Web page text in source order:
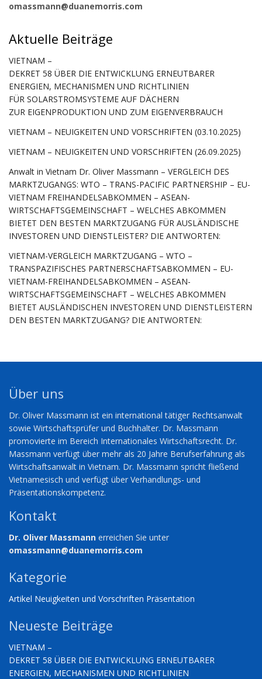
omassmann@duanemorris.com
Aktuelle Beiträge
VIETNAM –
DEKRET 58 ÜBER DIE ENTWICKLUNG ERNEUTBARER
ENERGIEN, MECHANISMEN UND RICHTLINIEN
FÜR SOLARSTROMSYSTEME AUF DÄCHERN
ZUR EIGENPRODUKTION UND ZUM EIGENVERBRAUCH
VIETNAM – NEUIGKEITEN UND VORSCHRIFTEN (03.10.2025)
VIETNAM – NEUIGKEITEN UND VORSCHRIFTEN (26.09.2025)
Anwalt in Vietnam Dr. Oliver Massmann – VERGLEICH DES
MARKTZUGANGS: WTO – TRANS-PACIFIC PARTNERSHIP – EU-
VIETNAM FREIHANDELSABKOMMEN – ASEAN-
WIRTSCHAFTSGEMEINSCHAFT – WELCHES ABKOMMEN
BIETET DEN BESTEN MARKTZUGANG FÜR AUSLÄNDISCHE
INVESTOREN UND DIENSTLEISTER? DIE ANTWORTEN:
VIETNAM-VERGLEICH MARKTZUGANG – WTO –
TRANSPAZIFISCHES PARTNERSCHAFTSABKOMMEN – EU-
VIETNAM-FREIHANDELSABKOMMEN – ASEAN-
WIRTSCHAFTSGEMEINSCHAFT – WELCHES ABKOMMEN
BIETET AUSLÄNDISCHEN INVESTOREN UND DIENSTLEISTERN
DEN BESTEN MARKTZUGANG? DIE ANTWORTEN:
Über uns
Dr. Oliver Massmann ist ein international tätiger Rechtsanwalt
sowie Wirtschaftsprüfer und Buchhalter. Dr. Massmann
promovierte im Bereich Internationales Wirtschaftsrecht. Dr.
Massmann verfügt über mehr als 20 Jahre Berufserfahrung als
Wirtschaftsanwalt in Vietnam. Dr. Massmann spricht fließend
Vietnamesisch und verfügt über Verhandlungs- und
Präsentationskompetenz.
Kontakt
Dr. Oliver Massmann erreichen Sie unter
omassmann@duanemorris.com
Kategorie
Artikel Neuigkeiten und Vorschriften Präsentation
Neueste Beiträge
VIETNAM –
DEKRET 58 ÜBER DIE ENTWICKLUNG ERNEUTBARER
ENERGIEN, MECHANISMEN UND RICHTLINIEN